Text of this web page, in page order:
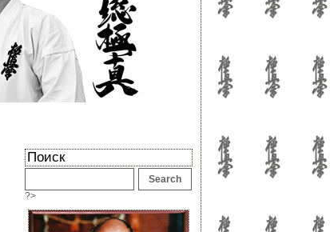
Поиск
?>